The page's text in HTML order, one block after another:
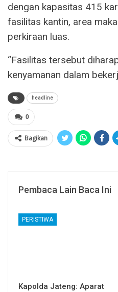
dengan kapasitas 415
fasilitas kantin, area
perkiraan luas.
“Fasilitas tersebut
kenyamanan dalam
headline
0
Bagikan
Pembaca Lain Baca Ini
PERISTIWA
Kapolda Jateng: Aparat